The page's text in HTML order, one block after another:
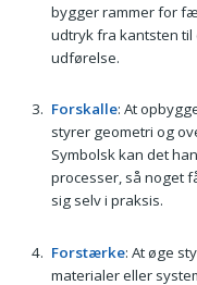
bygger rammer for
udtryk fra kantsten
udførelse.
Forskalle: At
styrer geometri og
Symbolsk kan det
processer, så noget
sig selv i praksis.
Forstærke: At øge
materialer eller